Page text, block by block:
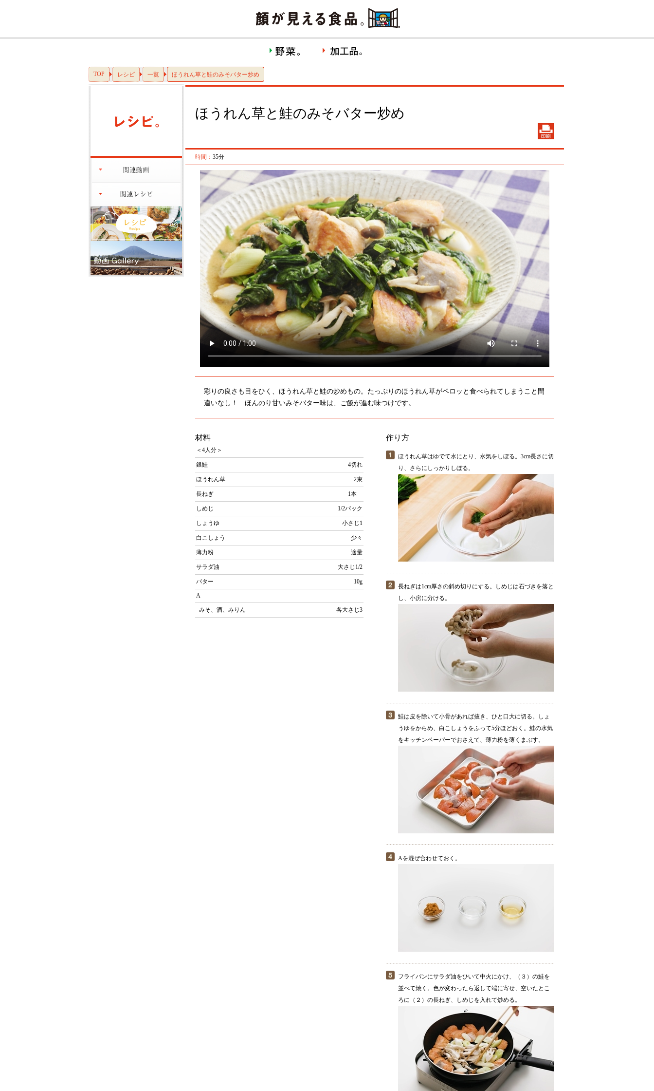
TOP レシピ 一覧 ほうれん草と鮭のみそバター炒め
ほうれん草と鮭のみそバター炒め
時間： 35分
彩りの良さも目をひく、ほうれん草と鮭の炒めもの。たっぷりのほうれん草がペロッと食べられてしまうこと間
違いなし！ ほんのり甘いみそバター味は、ご飯が進む味つけです。
材料
＜4人分＞
銀鮭 4切れ
ほうれん草 2束
長ねぎ 1本
しめじ 1/2パック
しょうゆ 小さじ1
白こしょう 少々
薄力粉 適量
サラダ油 大さじ1/2
バター 10g
A
みそ、酒、みりん 各大さじ3
作り方
ほうれん草はゆでて水にとり、水気をしぼる。3cm長さに切
り、さらにしっかりしぼる。
長ねぎは1cm厚さの斜め切りにする。しめじは石づきを落と
し、小房に分ける。
鮭は皮を除いて小骨があれば抜き、ひと口大に切る。しょ
うゆをからめ、白こしょうをふって5分ほどおく。鮭の水気
をキッチンペーパーでおさえて、薄力粉を薄くまぶす。
Aを混ぜ合わせておく。
フライパンにサラダ油をひいて中火にかけ、（３）の鮭を
並べて焼く。色が変わったら返して端に寄せ、空いたとこ
ろに（２）の長ねぎ、しめじを入れて炒める。